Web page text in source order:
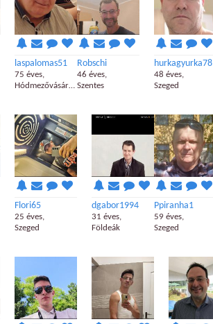
laspalomas51
75 éves,
Hódmezővásárhely
Robschi
46 éves,
Szentes
hurkagyurka78
48 éves,
Szeged
Flori65
25 éves,
Szeged
dgabor1994
31 éves,
Földeák
Ppiranha1
59 éves,
Szeged